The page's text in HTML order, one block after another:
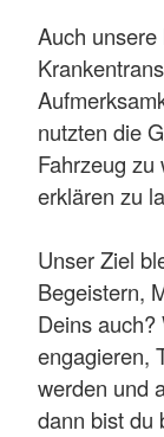
Auch
nutzten die
Fahrzeug zu
erklären zu
Unser Ziel
Begeistern,
Deins auch?
engagieren,
werden und
dann bist du